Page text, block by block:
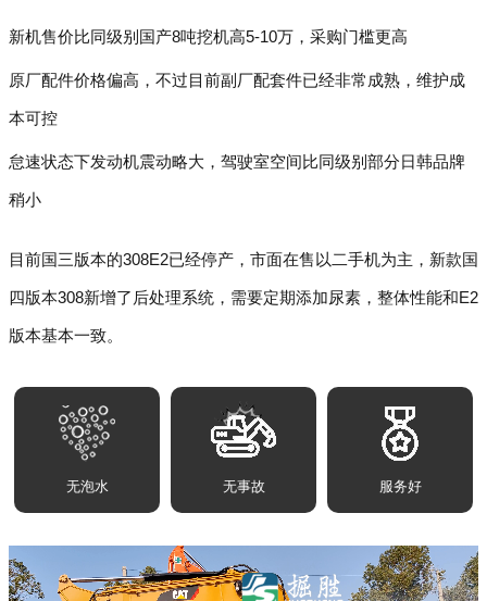
新机售价比同级别国产8吨挖机高5-10万，采购门槛更高
原厂配件价格偏高，不过目前副厂配套件已经非常成熟，维护成
本可控
怠速状态下发动机震动略大，驾驶室空间比同级别部分日韩品牌
稍小
目前国三版本的308E2已经停产，市面在售以二手机为主，新款国
四版本308新增了后处理系统，需要定期添加尿素，整体性能和E2
版本基本一致。
无泡水 无事故 服务好